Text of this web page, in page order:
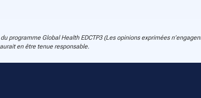
programme Global Health EDCTP3 (Les opinions exprimées
en être tenue responsable.